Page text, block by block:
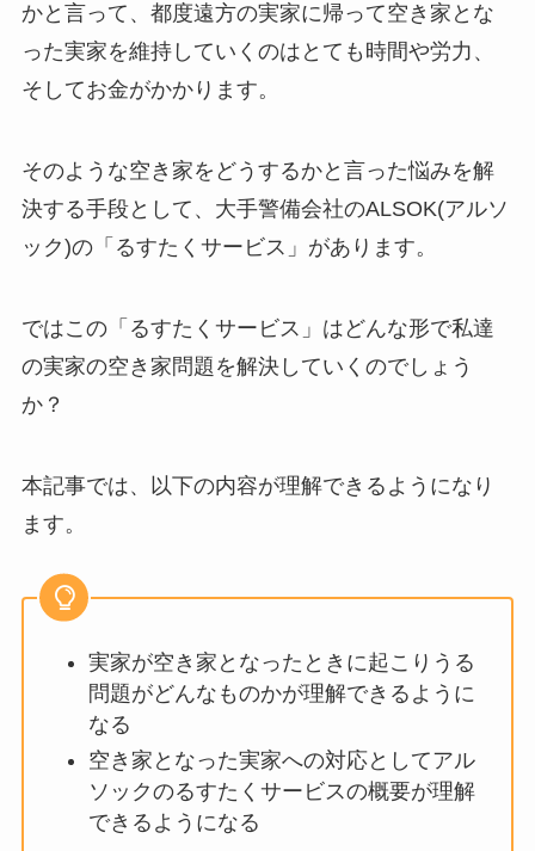
かと言って、都度遠方の実家に帰って空き家とな
った実家を維持していくのはとても時間や労力、
そしてお金がかかります。
そのような空き家をどうするかと言った悩みを解
決する手段として、大手警備会社のALSOK(アルソ
ック)の「るすたくサービス」があります。
ではこの「るすたくサービス」はどんな形で私達
の実家の空き家問題を解決していくのでしょう
か？
本記事では、以下の内容が理解できるようになり
ます。
実家が空き家となったときに起こりうる
問題がどんなものかが理解できるように
なる
空き家となった実家への対応としてアル
ソックのるすたくサービスの概要が理解
できるようになる